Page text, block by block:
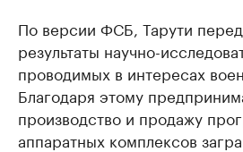
По версии ФСБ, Тарути
результаты научно-
проводимых в интересах
Благодаря этому
производство и продажу
аппаратных комплексов